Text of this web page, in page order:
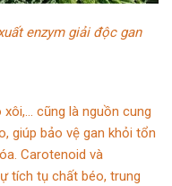
enzym giải độc gan
xôi,… cũng là nguồn cung
giúp bảo vệ gan khỏi tổn
Carotenoid và
tích tụ chất béo, trung